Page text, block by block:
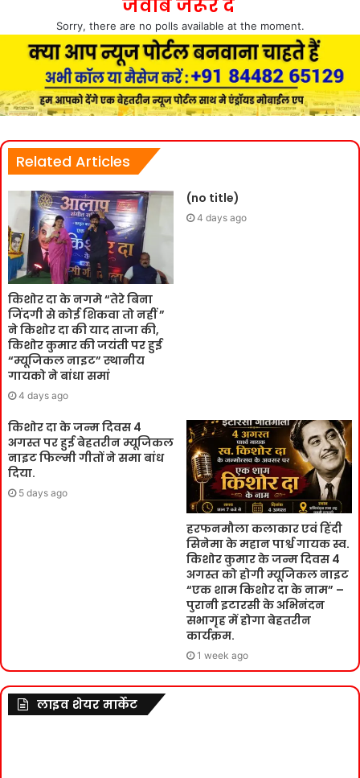
जवाब जरूर दे
Sorry, there are no polls available at the moment.
Related Articles
किशोर दा के नगमे “तेरे बिना
जिंदगी से कोई शिकवा तो नहीं ”
ने किशोर दा की याद ताजा की,
किशोर कुमार की जयंती पर हुई
“म्यूजिकल नाइट” स्थानीय
गायको ने बांधा समां
4 days ago
(no title)
4 days ago
किशोर दा के जन्म दिवस 4
अगस्त पर हुई बेहतरीन म्यूजिकल
नाइट फिल्मी गीतों ने समा बांध
दिया.
5 days ago
हरफनमौला कलाकार एवं हिंदी
सिनेमा के महान पार्श्व गायक स्व.
किशोर कुमार के जन्म दिवस 4
अगस्त को होगी म्यूजिकल नाइट
“एक शाम किशोर दा के नाम” –
पुरानी इटारसी के अभिनंदन
सभागृह में होगा बेहतरीन
कार्यक्रम.
1 week ago
लाइव शेयर मार्केट